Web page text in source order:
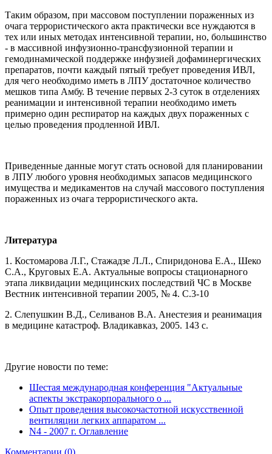
Таким образом, при массовом поступлении пораженных из
очага террористического акта практически все нуждаются в
тех или иных методах интенсивной терапии, но, большинство
- в массивной инфузионно-трансфузионной терапии и
гемодинамической поддержке инфузией дофаминергических
препаратов, почти каждый пятый требует проведения ИВЛ,
для чего необходимо иметь в ЛПУ достаточное количество
мешков типа Амбу. В течение первых 2-3 суток в отделениях
реанимации и интенсивной терапии необходимо иметь
примерно один респиратор на каждых двух пораженных с
целью проведения продленной ИВЛ.
Приведенные данные могут стать основой для планировании
в ЛПУ любого уровня необходимых запасов медицинского
имущества и медикаментов на случай массового поступления
пораженных из очага террористического акта.
Литература
1. Костомарова Л.Г., Стажадзе Л.Л., Спиридонова Е.А., Шеко
С.А., Круговых Е.А. Актуальные вопросы стационарного
этапа ликвидации медицинских последствий ЧС в Москве
Вестник интенсивной терапии 2005, № 4. С.3-10
2. Слепушкин В.Д., Селиванов В.А. Анестезия и реанимация
в медицине катастроф. Владикавказ, 2005. 143 с.
Другие новости по теме:
Шестая международная конференция "Актуальные
аспекты экстракорпорального о ...
Опыт проведения высокочастотной искусственной
вентиляции легких аппаратом ...
N4 - 2007 г. Оглавление
Комментарии (0)